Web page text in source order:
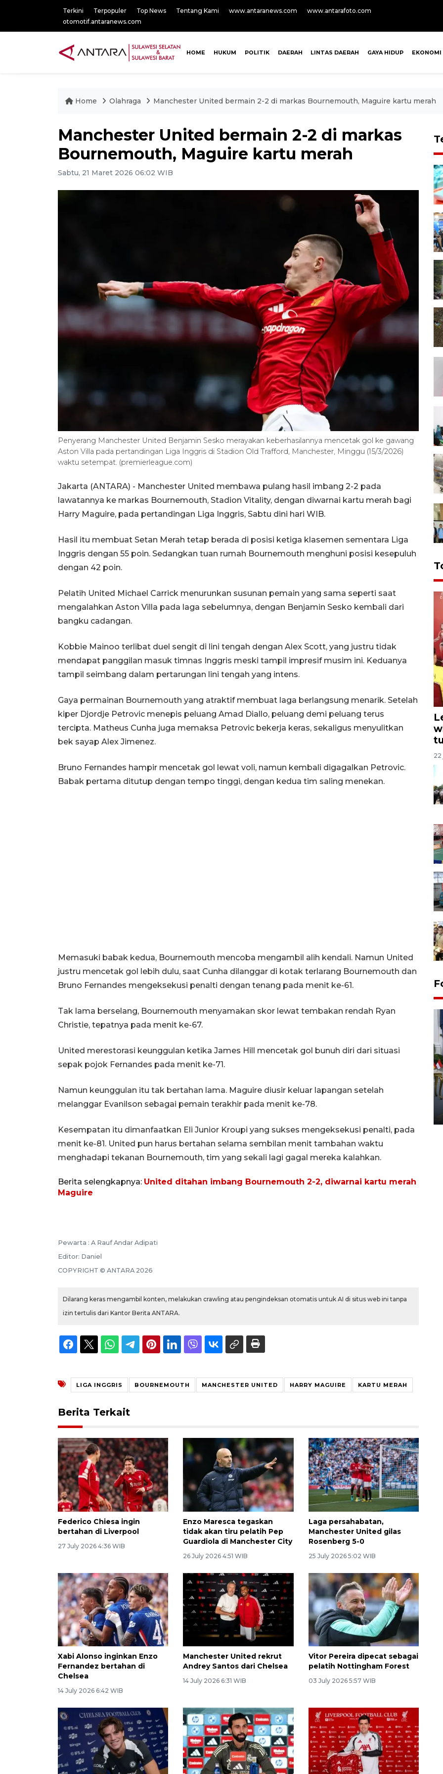
Terkini Terpopuler Top News Tentang Kami www.antaranews.com
www.antarafoto.com
otomotif.antaranews.com
HOME HUKUM POLITIK DAERAH LINTAS DAERAH GAYA HIDUP EKONOMI
Home Olahraga Manchester United bermain 2-2 di markas Bournemouth, Maguire kartu merah
Manchester United bermain 2-2 di markas
Bournemouth, Maguire kartu merah
Sabtu, 21 Maret 2026 06:02 WIB
Penyerang Manchester United Benjamin Sesko merayakan keberhasilannya mencetak gol ke gawang
Aston Villa pada pertandingan Liga Inggris di Stadion Old Trafford, Manchester, Minggu (15/3/2026)
waktu setempat. (premierleague.com)
Jakarta (ANTARA) - Manchester United membawa pulang hasil imbang 2-2 pada
lawatannya ke markas Bournemouth, Stadion Vitality, dengan diwarnai kartu merah bagi
Harry Maguire, pada pertandingan Liga Inggris, Sabtu dini hari WIB.
Hasil itu membuat Setan Merah tetap berada di posisi ketiga klasemen sementara Liga
Inggris dengan 55 poin. Sedangkan tuan rumah Bournemouth menghuni posisi kesepuluh
dengan 42 poin.
Pelatih United Michael Carrick menurunkan susunan pemain yang sama seperti saat
mengalahkan Aston Villa pada laga sebelumnya, dengan Benjamin Sesko kembali dari
bangku cadangan.
Kobbie Mainoo terlibat duel sengit di lini tengah dengan Alex Scott, yang justru tidak
mendapat panggilan masuk timnas Inggris meski tampil impresif musim ini. Keduanya
tampil seimbang dalam pertarungan lini tengah yang intens.
Gaya permainan Bournemouth yang atraktif membuat laga berlangsung menarik. Setelah
kiper Djordje Petrovic menepis peluang Amad Diallo, peluang demi peluang terus
tercipta. Matheus Cunha juga memaksa Petrovic bekerja keras, sekaligus menyulitkan
bek sayap Alex Jimenez.
Bruno Fernandes hampir mencetak gol lewat voli, namun kembali digagalkan Petrovic.
Babak pertama ditutup dengan tempo tinggi, dengan kedua tim saling menekan.
Memasuki babak kedua, Bournemouth mencoba mengambil alih kendali. Namun United
justru mencetak gol lebih dulu, saat Cunha dilanggar di kotak terlarang Bournemouth dan
Bruno Fernandes mengeksekusi penalti dengan tenang pada menit ke-61.
Tak lama berselang, Bournemouth menyamakan skor lewat tembakan rendah Ryan
Christie, tepatnya pada menit ke-67.
United merestorasi keunggulan ketika James Hill mencetak gol bunuh diri dari situasi
sepak pojok Fernandes pada menit ke-71.
Namun keunggulan itu tak bertahan lama. Maguire diusir keluar lapangan setelah
melanggar Evanilson sebagai pemain terakhir pada menit ke-78.
Kesempatan itu dimanfaatkan Eli Junior Kroupi yang sukses mengeksekusi penalti, pada
menit ke-81. United pun harus bertahan selama sembilan menit tambahan waktu
menghadapi tekanan Bournemouth, tim yang sekali lagi gagal mereka kalahkan.
Berita selengkapnya: United ditahan imbang Bournemouth 2-2, diwarnai kartu merah
Maguire
Pewarta : A Rauf Andar Adipati
Editor: Daniel
COPYRIGHT © ANTARA 2026
Dilarang keras mengambil konten, melakukan crawling atau pengindeksan otomatis untuk AI di situs web ini tanpa
izin tertulis dari Kantor Berita ANTARA.
LIGA INGGRIS BOURNEMOUTH MANCHESTER UNITED HARRY MAGUIRE KARTU MERAH
Berita Terkait
Federico Chiesa ingin
bertahan di Liverpool
27 July 2026 4:36 WIB
Enzo Maresca tegaskan
tidak akan tiru pelatih Pep
Guardiola di Manchester City
26 July 2026 4:51 WIB
Laga persahabatan,
Manchester United gilas
Rosenberg 5-0
25 July 2026 5:02 WIB
Xabi Alonso inginkan Enzo
Fernandez bertahan di
Chelsea
14 July 2026 6:42 WIB
Manchester United rekrut
Andrey Santos dari Chelsea
14 July 2026 6:31 WIB
Vitor Pereira dipecat sebagai
pelatih Nottingham Forest
03 July 2026 5:57 WIB
22
HUT ke-80 Raja Keraton
Yogyakarta